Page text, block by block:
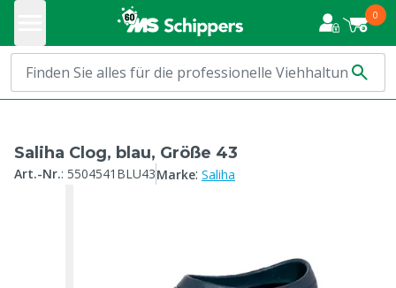
0
Saliha Clog, blau, Größe 43
Art.-Nr.: 5504541BLU43Marke: Saliha